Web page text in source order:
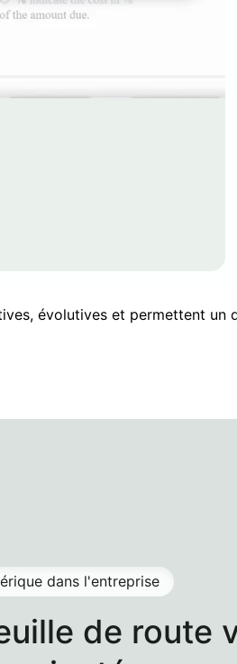
évolutives et permettent un
de route
dans l'entreprise